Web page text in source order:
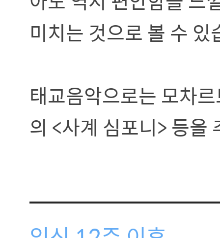
미치는 것으로 볼 수 있
태교음악으로는 모차
의 <사계 심포니> 등을